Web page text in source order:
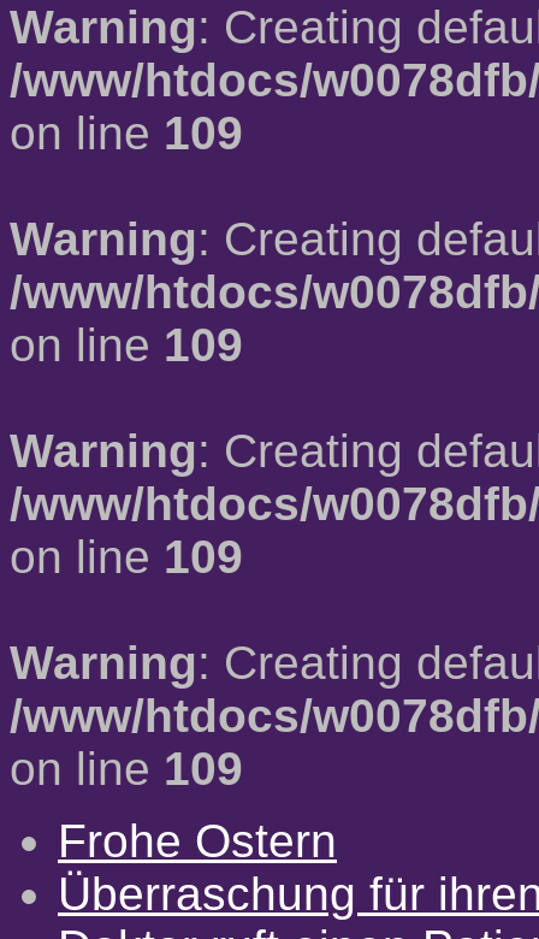
Warning: Creating
/www/htdocs/
on line 109
Warning: Creating
/www/htdocs/
on line 109
Warning: Creating
/www/htdocs/
on line 109
Warning: Creating
/www/htdocs/
on line 109
Frohe Ostern
Überraschung für